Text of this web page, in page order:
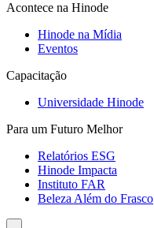
Acontece na Hinode
Hinode na Mídia
Eventos
Capacitação
Universidade Hinode
Para um Futuro Melhor
Relatórios ESG
Hinode Impacta
Instituto FAR
Beleza Além do Frasco